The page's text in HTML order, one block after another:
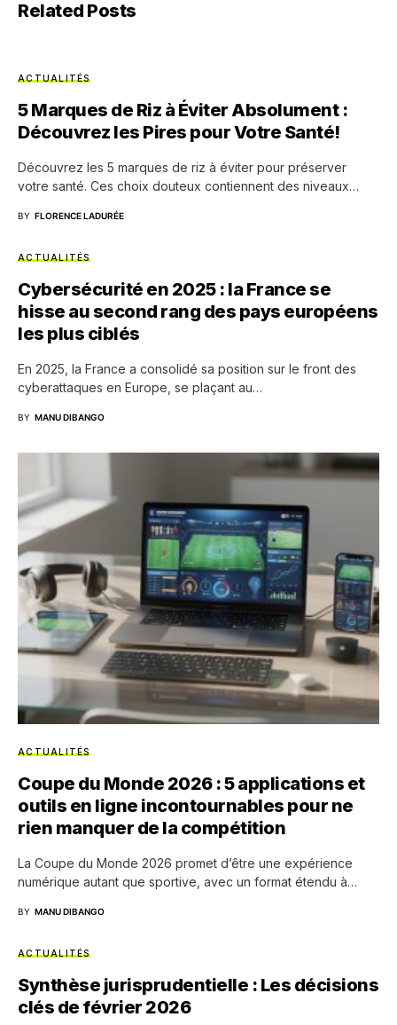
Related Posts
ACTUALITÉS
5 Marques de Riz à Éviter Absolument :
Découvrez les Pires pour Votre Santé!
Découvrez les 5 marques de riz à éviter pour préserver
votre santé. Ces choix douteux contiennent des niveaux…
BY FLORENCE LADURÉE
ACTUALITÉS
Cybersécurité en 2025 : la France se
hisse au second rang des pays européens
les plus ciblés
En 2025, la France a consolidé sa position sur le front des
cyberattaques en Europe, se plaçant au…
BY MANU DIBANGO
ACTUALITÉS
Coupe du Monde 2026 : 5 applications et
outils en ligne incontournables pour ne
rien manquer de la compétition
La Coupe du Monde 2026 promet d’être une expérience
numérique autant que sportive, avec un format étendu à…
BY MANU DIBANGO
ACTUALITÉS
Synthèse jurisprudentielle : Les décisions
clés de février 2026